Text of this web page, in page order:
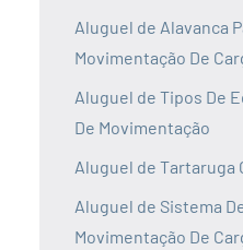
Aluguel de Alavanca
Movimentação De
Aluguel de Tipos De
De Movimentação
Aluguel de Tartaruga
Aluguel de Sistema
Movimentação De